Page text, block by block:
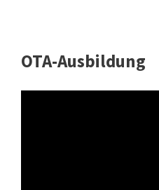
OTA-Ausbildung